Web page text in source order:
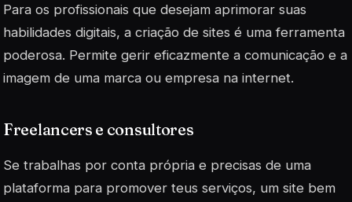
Para os profissionais que desejam aprimorar suas
habilidades digitais, a criação de sites é uma ferramenta
poderosa. Permite gerir eficazmente a comunicação e a
imagem de uma marca ou empresa na internet.
Freelancers e consultores
Se trabalhas por conta própria e precisas de uma
plataforma para promover teus serviços, um site bem